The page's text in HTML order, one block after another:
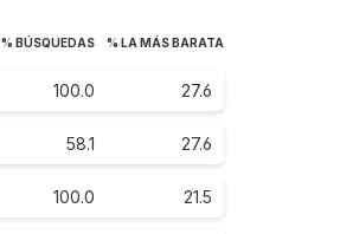
% BÚSQUEDAS % LA MÁS BARATA
100.0 27.6
58.1 27.6
100.0 21.5